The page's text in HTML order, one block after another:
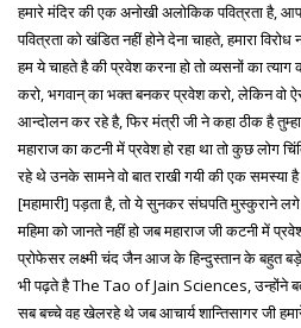
हमारे मंदिर की एक अनोखी अलोकिक पवित्रता है,
पवित्रता को खंडित नहीं होने देना चाहते, हमारा
हम ये चाहते है की प्रवेश करना हो तो व्यसनों का
करो, भगवान् का भक्त बनकर प्रवेश करो, लेकिन वो
आन्दोलन कर रहे है, फिर मंत्री जी ने कहा ठीक है
महाराज का कटनी में प्रवेश हो रहा था तो कुछ लोग
रहे थे उनके सामने वो बात राखी गयी की एक समस्या
[महामारी] पड़ता है, तो ये सुनकर संघपति मुस्कुराने
महिमा को जानते नहीं हो जब महाराज जी कटनी में
प्रोफेसर लक्ष्मी चंद जैन आज के हिन्दुस्तान के बहुत
भी पढ़ते है The Tao of Jain Sciences, उन्होंने
सब बच्चे वह खेलरहे थे जब आचार्य शान्तिसागर जी